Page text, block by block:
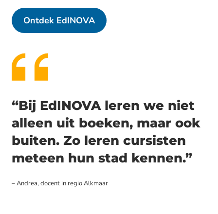
Ontdek EdINOVA
“Bij EdINOVA leren we niet
alleen uit boeken, maar ook
buiten. Zo leren cursisten
meteen hun stad kennen.”
– Andrea, docent in regio Alkmaar